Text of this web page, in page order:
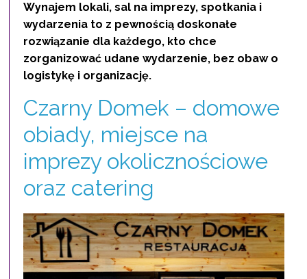
Wynajem lokali, sal na imprezy, spotkania i
wydarzenia to z pewnością doskonałe
rozwiązanie dla każdego, kto chce
zorganizować udane wydarzenie, bez obaw o
logistykę i organizację.
Czarny Domek – domowe
obiady, miejsce na
imprezy okolicznościowe
oraz catering